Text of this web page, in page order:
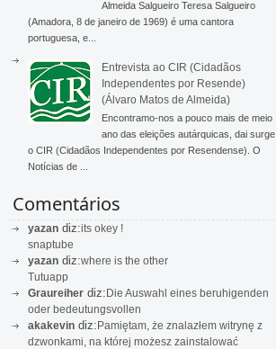
Almeida Salgueiro Teresa Salgueiro
(Amadora, 8 de janeiro de 1969) é uma cantora
portuguesa, e...
Entrevista ao CIR (Cidadãos
Independentes por Resende)
(Álvaro Matos de Almeida)
Encontramo-nos a pouco mais de meio
ano das eleições autárquicas, dai surge
o CIR (Cidadãos Independentes por Resendense). O
Notícias de ...
Comentários
yazan diz:its okey !
snaptube
yazan diz:where is the other
Tutuapp
Graureiher diz:Die Auswahl eines beruhigenden
oder bedeutungsvollen
akakevin diz:Pamiętam, że znalazłem witrynę z
dzwonkami, na której możesz zainstalować